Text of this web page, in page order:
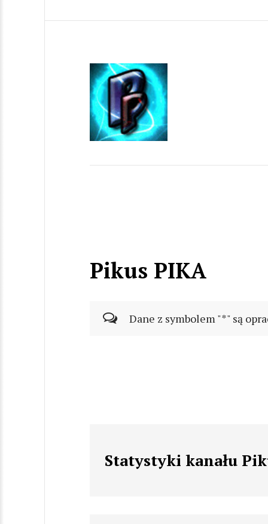
Pikus PIKA
Dane z symbolem "*" są
Statystyki kanału